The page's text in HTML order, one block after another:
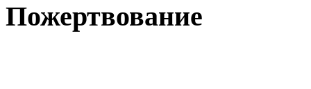
Пожертвование